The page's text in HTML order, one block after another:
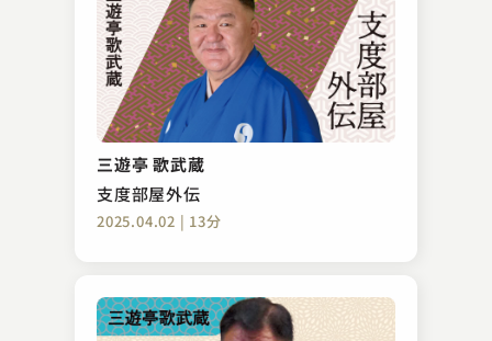
三遊亭 歌武蔵
支度部屋外伝
2025.04.02 | 13分
桂 小右治
ぞろぞろ
2024.09.28 | 14分